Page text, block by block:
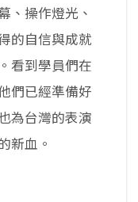
、操作燈光、
的自信與成就
看到學員們在
們已經準備好
為台灣的表演
新血。